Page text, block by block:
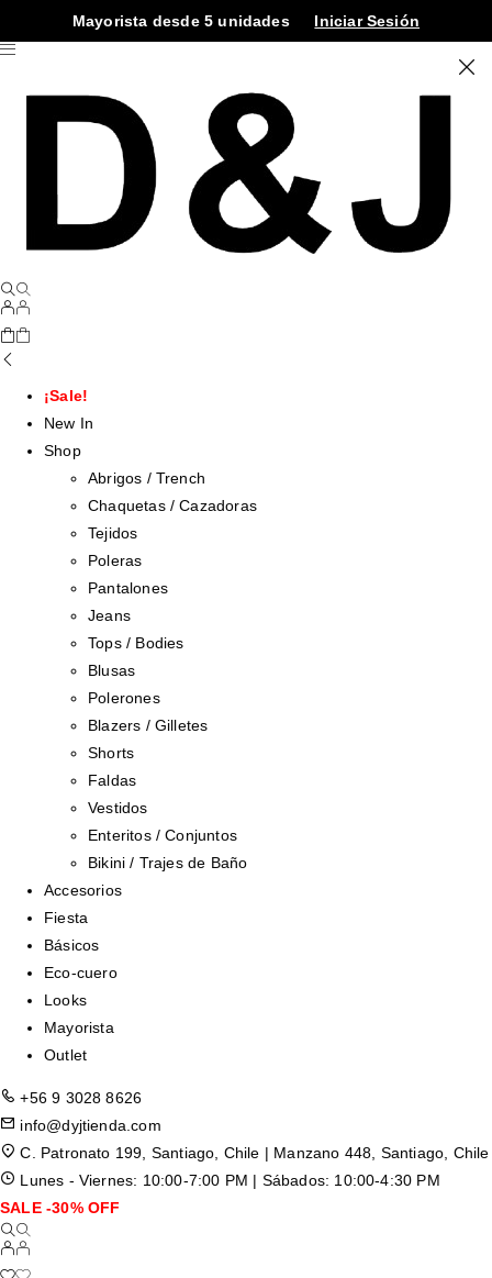
Mayorista desde 5 unidades Iniciar Sesión
¡Sale!
New In
Shop
Abrigos / Trench
Chaquetas / Cazadoras
Tejidos
Poleras
Pantalones
Jeans
Tops / Bodies
Blusas
Polerones
Blazers / Gilletes
Shorts
Faldas
Vestidos
Enteritos / Conjuntos
Bikini / Trajes de Baño
Accesorios
Fiesta
Básicos
Eco-cuero
Looks
Mayorista
Outlet
+56 9 3028 8626
info@dyjtienda.com
C. Patronato 199, Santiago, Chile | Manzano 448, Santiago, Chile
Lunes - Viernes: 10:00-7:00 PM | Sábados: 10:00-4:30 PM
SALE -30% OFF